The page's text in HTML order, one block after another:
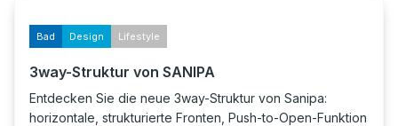
Bad Design Lifestyle
3way-Struktur von SANIPA
Entdecken Sie die neue 3way-Struktur von Sanipa:
horizontale, strukturierte Fronten, Push-to-Open-Funktion